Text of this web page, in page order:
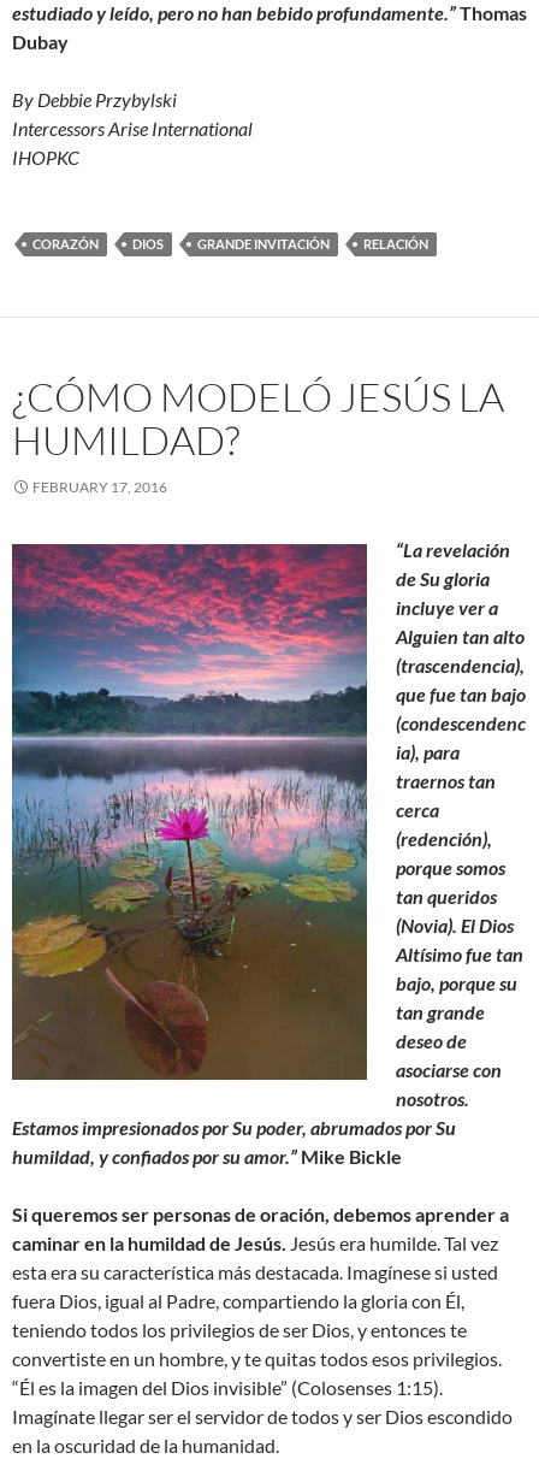
estudiado y leído, pero no han bebido profundamente.”Thomas
Dubay
By Debbie Przybylski
Intercessors Arise International
IHOPKC
CORAZÓN DIOS GRANDE INVITACIÓN RELACIÓN
¿CÓMO MODELÓ JESÚS LA
HUMILDAD?
FEBRUARY 17, 2016
“La revelación
de Su gloria
incluye ver a
Alguien tan alto
(trascendencia),
que fue tan bajo
(condescendenc
ia), para
traernos tan
cerca
(redención),
porque somos
tan queridos
(Novia). El Dios
Altísimo fue tan
bajo, porque su
tan grande
deseo de
asociarse con
nosotros.
Estamos impresionados por Su poder, abrumados por Su
humildad, y confiados por su amor.” Mike Bickle
Si queremos ser personas de oración, debemos aprender a
caminar en la humildad de Jesús. Jesús era humilde. Tal vez
esta era su característica más destacada. Imagínese si usted
fuera Dios, igual al Padre, compartiendo la gloria con Él,
teniendo todos los privilegios de ser Dios, y entonces te
convertiste en un hombre, y te quitas todos esos privilegios.
“Él es la imagen del Dios invisible” (Colosenses 1:15).
Imagínate llegar ser el servidor de todos y ser Dios escondido
en la oscuridad de la humanidad.